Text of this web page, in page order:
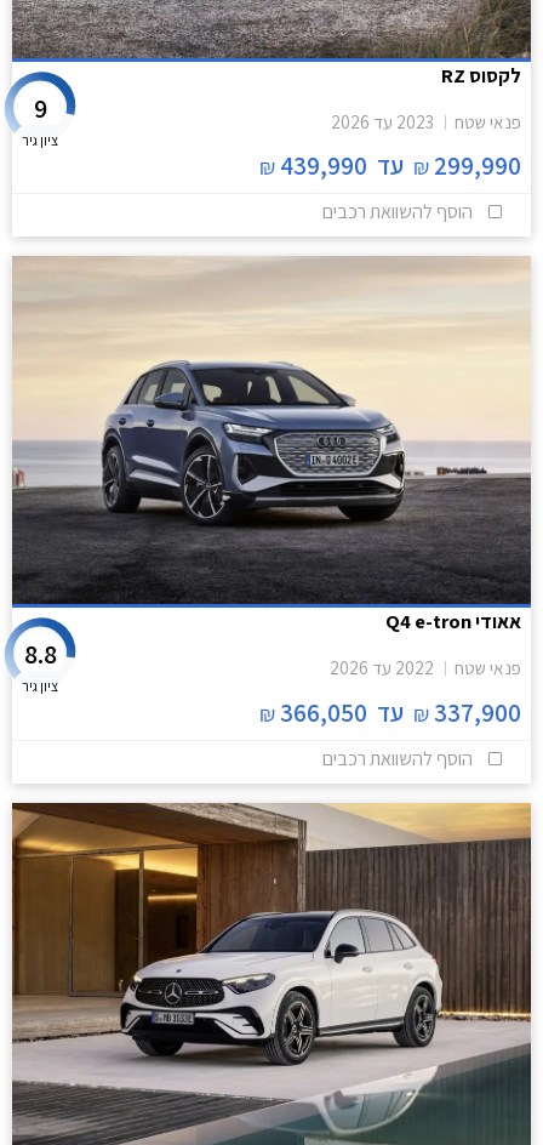
לקסוס RZ
פנאי שטח 2023 עד 2026
299,990
₪ עד 439,990
₪
9
ציון גיר
הוסף להשוואת רכבים
אאודי Q4 e-tron
פנאי שטח 2022 עד 2026
337,900
₪ עד 366,050
₪
8.8
ציון גיר
הוסף להשוואת רכבים